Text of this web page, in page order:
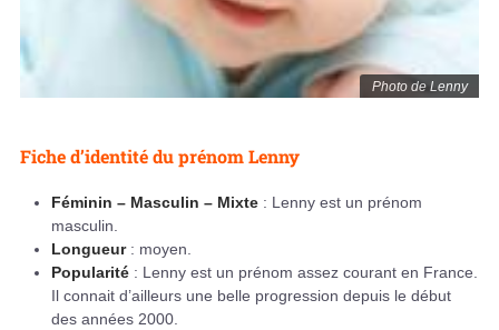
Photo de Lenny
Fiche d’identité du prénom Lenny
Féminin – Masculin – Mixte : Lenny est un prénom
masculin.
Longueur: moyen.
Popularité : Lenny est un prénom assez courant en France.
Il connait d’ailleurs une belle progression depuis le début
des années 2000.